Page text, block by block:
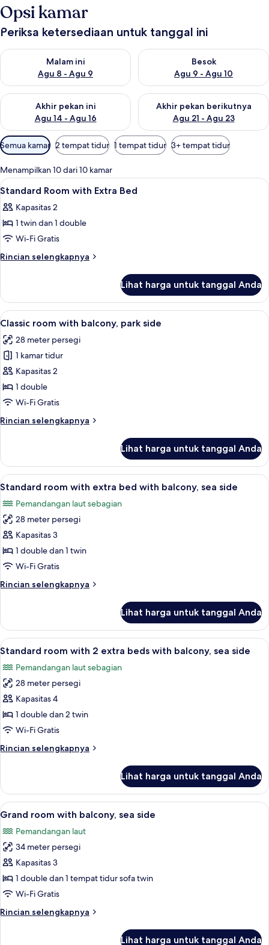
Opsi kamar
Periksa ketersediaan untuk tanggal ini
Malam ini
Agu 8 - Agu 9
Periksa ketersediaan untuk malam ini Agu 8 - Agu 9
Besok
Agu 9 - Agu 10
Periksa ketersediaan untuk
Akhir pekan ini
Agu 14 - Agu 16
Periksa ketersediaan untuk akhir pekan ini Agu 14 - Agu 16
Akhir pekan berikutnya
Agu 21 - Agu 23
Periksa ketersediaan untuk
Filter
tersedia
untuk
kamar
Semua kamar 2 tempat tidur 1 tempat tidur 3+ tempat tidur
Menampilkan 10 dari 10 kamar
Lihat
semua
foto
untuk
Standard
Room
Bed
Minibar, brankas, meja kerja, dan
3
Standard Room with Extra Bed
Kapasitas 2
1 twin dan 1 double
Wi-Fi Gratis
Rincian selengkapnya
Rincian
Standard
Room
with
Bed
Lihat harga untuk tanggal Anda
Lihat
semua
foto
untuk
Classic
room
with
park
6
Classic room with balcony, park side
28 meter persegi
1 kamar tidur
Kapasitas 2
1 double
Wi-Fi Gratis
Rincian selengkapnya
Rincian
Classic
room
with
park
side
Lihat harga untuk tanggal Anda
Lihat
semua
foto
untuk
Standard
room
with
bed
sea
side
5
Standard room with extra bed with balcony, sea side
Pemandangan laut sebagian
28 meter persegi
Kapasitas 3
1 double dan 1 twin
Wi-Fi Gratis
Rincian selengkapnya
Rincian
Standard
room
with
bed
with
sea
side
Lihat harga untuk tanggal Anda
Lihat
semua
foto
untuk
Standard
room
with
extra
balcony,
sea
Minibar, brankas, meja kerja, dan
6
Standard room with 2 extra beds with balcony, sea side
Pemandangan laut sebagian
28 meter persegi
Kapasitas 4
1 double dan 2 twin
Wi-Fi Gratis
Rincian selengkapnya
Rincian
Standard
room
with
extra
beds
balcony,
sea
side
Lihat harga untuk tanggal Anda
Lihat
semua
foto
untuk
Grand
room
with
sea
Minibar, brankas, meja kerja, dan
6
Grand room with balcony, sea side
Pemandangan laut
34 meter persegi
Kapasitas 3
1 double dan 1 tempat tidur sofa twin
Wi-Fi Gratis
Rincian selengkapnya
Rincian
Lihat harga untuk tanggal Anda